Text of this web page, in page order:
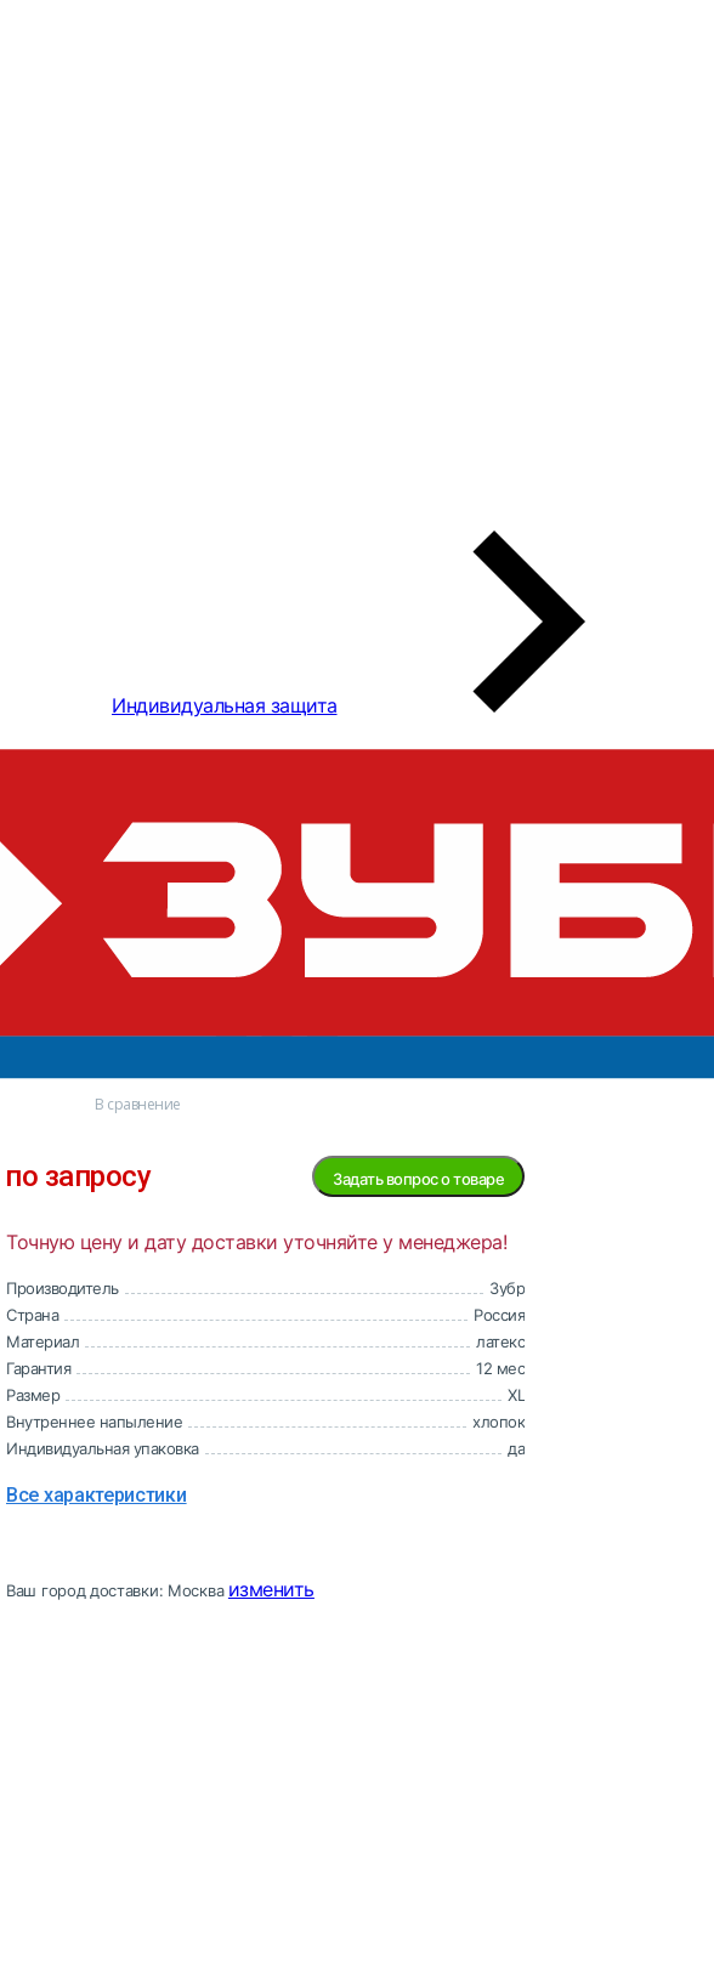
Индивидуальная защита
двухслойные с противоскользящим
покрытием, размер XL 11269-ХL
0 отзывов
В сравнение
наличии
по запросу Задать вопрос о товаре
Точную цену и дату доставки уточняйте у менеджера!
Производитель
Зубр
Страна
Россия
Материал
латекс
Гарантия
12 мес
Размер
XL
Внутреннее напыление
хлопок
Индивидуальная упаковка
да
Все характеристики
Ваш город доставки: Москва изменить